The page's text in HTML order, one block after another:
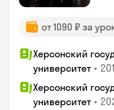
от 1090 ₽ за
Херсонский
университет •
Херсонский
университет •